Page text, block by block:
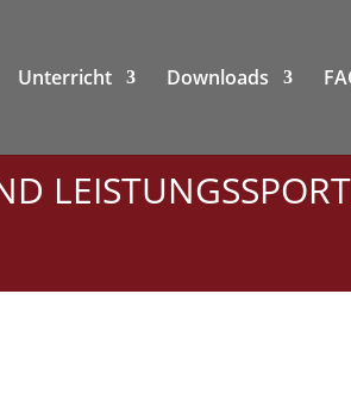
Unterricht Downloads